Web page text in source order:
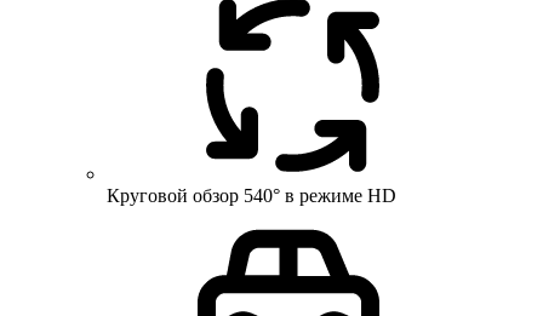
Круговой обзор 540° в режиме HD